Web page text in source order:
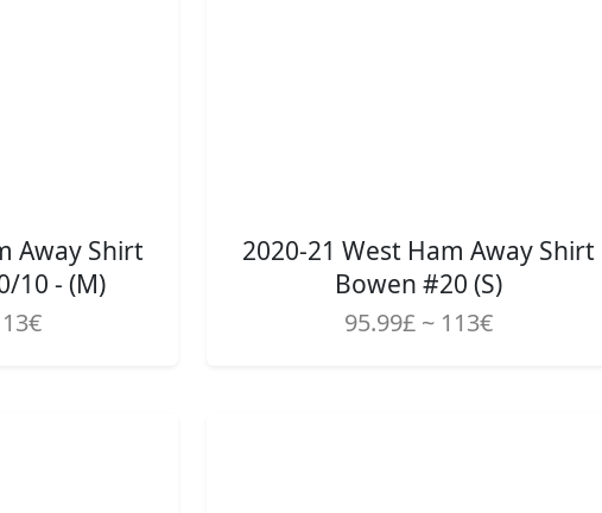
Away Shirt
10 - (M)
2020-21 West Ham Away Shirt
Bowen #20 (S)
95.99£ ~ 113€